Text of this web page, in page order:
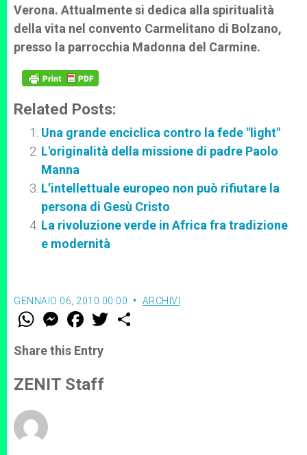
Verona. Attualmente si dedica alla spiritualità
della vita nel convento Carmelitano di Bolzano,
presso la parrocchia Madonna del Carmine.
Related Posts:
Una grande enciclica contro la fede "light"
L'originalità della missione di padre Paolo
Manna
L’intellettuale europeo non può rifiutare la
persona di Gesù Cristo
La rivoluzione verde in Africa fra tradizione
e modernità
GENNAIO 06, 2010 00:00 ARCHIVI
W
t
s
p
p
M
e
s
e
g
e
F
a
e
b
o
k
w
Share this Entry
ZENIT Staff